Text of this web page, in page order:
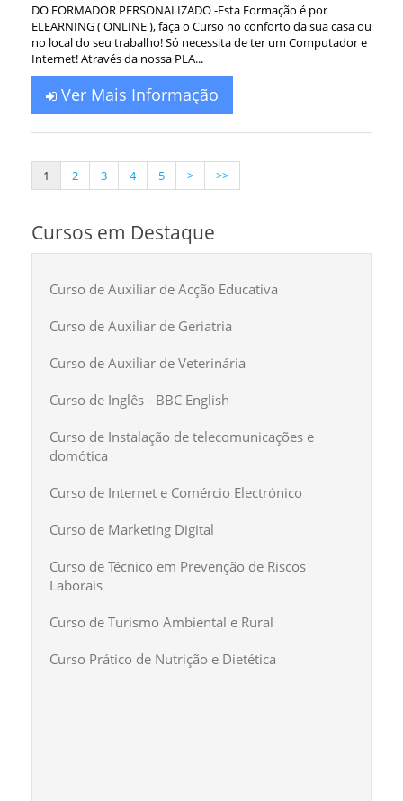
DO FORMADOR PERSONALIZADO -Esta Formação é por
ELEARNING ( ONLINE ), faça o Curso no conforto da sua casa ou
no local do seu trabalho! Só necessita de ter um Computador e
Internet! Através da nossa PLA...
Ver Mais Informação
1 2 3 4 5 > >>
Cursos em Destaque
Curso de Auxiliar de Acção Educativa
Curso de Auxiliar de Geriatria
Curso de Auxiliar de Veterinária
Curso de Inglês - BBC English
Curso de Instalação de telecomunicações e
domótica
Curso de Internet e Comércio Electrónico
Curso de Marketing Digital
Curso de Técnico em Prevenção de Riscos
Laborais
Curso de Turismo Ambiental e Rural
Curso Prático de Nutrição e Dietética